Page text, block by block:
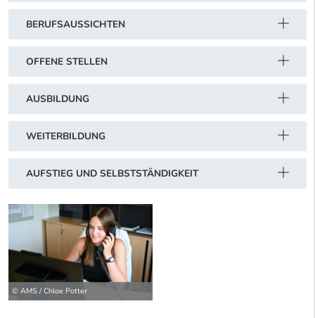
BERUFSAUSSICHTEN
OFFENE STELLEN
AUSBILDUNG
WEITERBILDUNG
AUFSTIEG UND SELBSTSTÄNDIGKEIT
© AMS / Chloe Potter